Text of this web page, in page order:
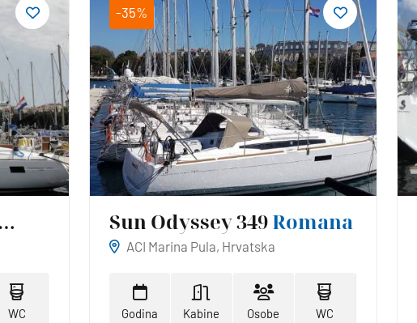
WC
-35%
Sun Odyssey 349Romana
ACI Marina Pula, Hrvatska
Godina
Kabine
Osobe
WC